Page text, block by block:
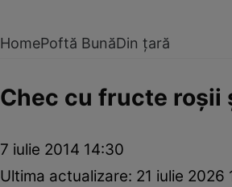
HomePoftă BunăDin țară
Chec cu fructe roşii
7 iulie 2014 14:30
Ultima actualizare: 21 iulie 2026